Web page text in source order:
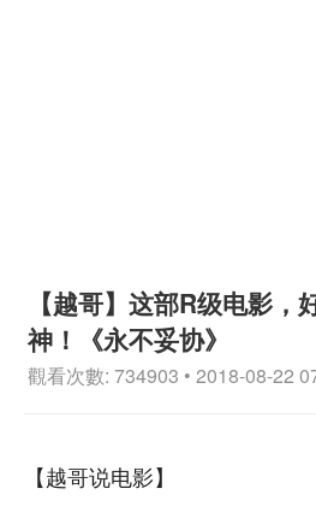
【越哥】这部R级电影
神！《永不妥协》
觀看次數: 734903 • 2018-08-22
【越哥说电影】